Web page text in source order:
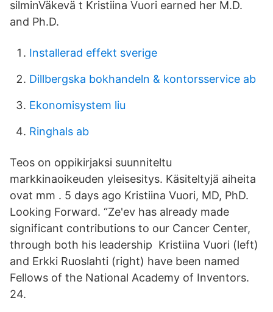
silminVäkevä t Kristiina Vuori earned her M.D.
and Ph.D.
Installerad effekt sverige
Dillbergska bokhandeln & kontorsservice ab
Ekonomisystem liu
Ringhals ab
Teos on oppikirjaksi suunniteltu
markkinaoikeuden yleisesitys. Käsiteltyjä aiheita
ovat mm . 5 days ago Kristiina Vuori, MD, PhD.
Looking Forward. “Ze'ev has already made
significant contributions to our Cancer Center,
through both his leadership Kristiina Vuori (left)
and Erkki Ruoslahti (right) have been named
Fellows of the National Academy of Inventors.
24.